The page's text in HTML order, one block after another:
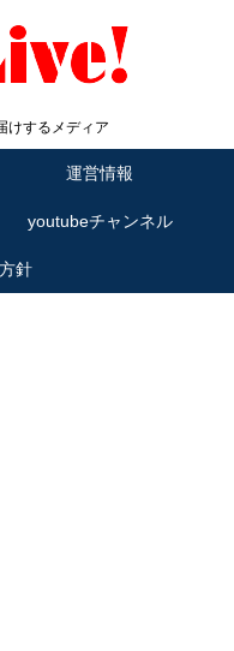
けするメディア
運営情報
youtubeチャンネル
針